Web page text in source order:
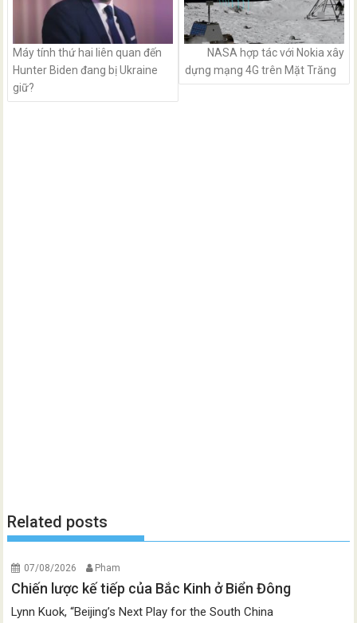
Máy tính thứ hai liên quan đến
Hunter Biden đang bị Ukraine
giữ?
NASA hợp tác với Nokia xây
dựng mạng 4G trên Mặt Trăng
Related posts
07/08/2026 Pham
Chiến lược kế tiếp của Bắc Kinh ở Biển Đông
Lynn Kuok, “Beijing’s Next Play for the South China